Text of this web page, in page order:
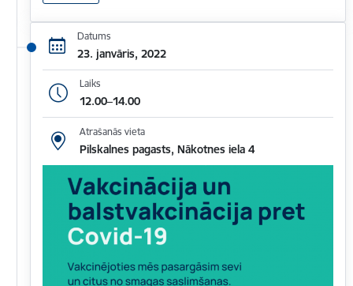
Datums
23. janvāris, 2022
Laiks
12.00–14.00
Atrašanās vieta
Pilskalnes pagasts, Nākotnes iela 4